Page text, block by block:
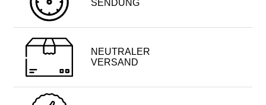
SENDUNG
NEUTRALER
VERSAND